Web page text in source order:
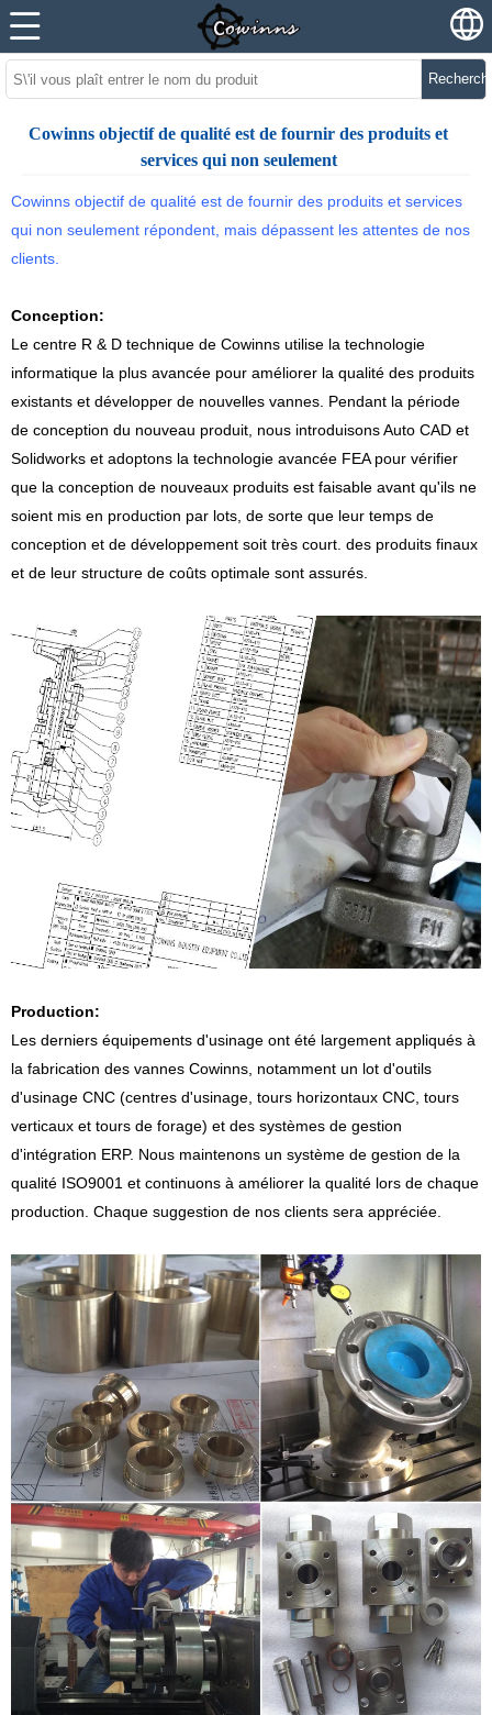
Cowinns objectif de qualité est de fournir des produits et
services qui non seulement
Cowinns objectif de qualité est de fournir des produits et services
qui non seulement répondent, mais dépassent les attentes de nos
clients.
Conception:
Le centre R & D technique de Cowinns utilise la technologie
informatique la plus avancée pour améliorer la qualité des produits
existants et développer de nouvelles vannes. Pendant la période
de conception du nouveau produit, nous introduisons Auto CAD et
Solidworks et adoptons la technologie avancée FEA pour vérifier
que la conception de nouveaux produits est faisable avant qu'ils ne
soient mis en production par lots, de sorte que leur temps de
conception et de développement soit très court. des produits finaux
et de leur structure de coûts optimale sont assurés.
Production:
Les derniers équipements d'usinage ont été largement appliqués à
la fabrication des vannes Cowinns, notamment un lot d'outils
d'usinage CNC (centres d'usinage, tours horizontaux CNC, tours
verticaux et tours de forage) et des systèmes de gestion
d'intégration ERP. Nous maintenons un système de gestion de la
qualité ISO9001 et continuons à améliorer la qualité lors de chaque
production. Chaque suggestion de nos clients sera appréciée.